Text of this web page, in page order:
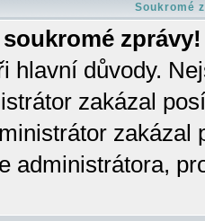
Soukromé
zprávy!
hlavní důvody.
zakázal
zakázal
administrátora,